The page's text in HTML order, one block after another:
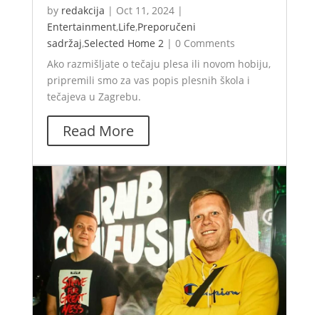
by redakcija | Oct 11, 2024 |
Entertainment,Life,Preporučeni
sadržaj,Selected Home 2 | 0 Comments
Ako razmišljate o tečaju plesa ili novom hobiju,
pripremili smo za vas popis plesnih škola i
tečajeva u Zagrebu.
Read More